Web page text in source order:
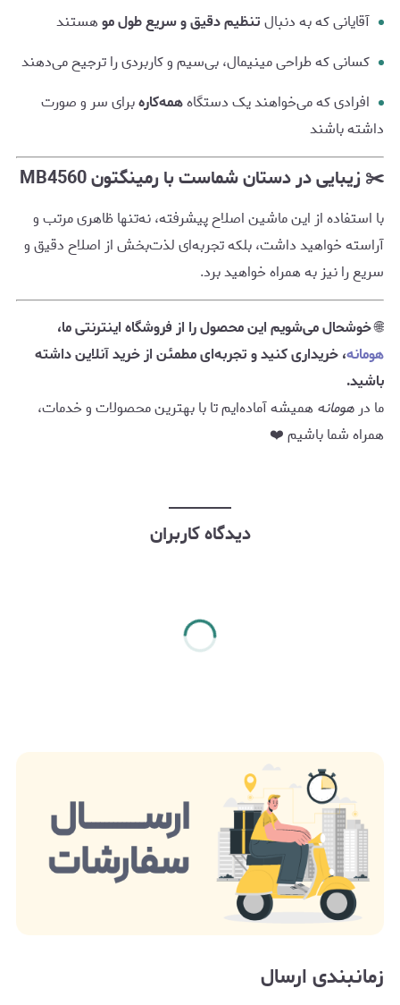
آقایانی که به دنبالتنظیم دقیق و سریع طول موهستند
کسانی که طراحی مینیمال، بی‌سیم و کاربردی را ترجیح می‌دهند
افرادی که می‌خواهند یک دستگاههمه‌کارهبرای سر و صورت
داشته باشند
✂️ زیبایی در دستان شماست با رمینگتون MB4560
با استفاده از این ماشین اصلاح پیشرفته، نه‌تنها ظاهری مرتب و
آراسته خواهید داشت، بلکه تجربه‌ای لذت‌بخش از اصلاح دقیق و
سریع را نیز به همراه خواهید برد.
🌐خوشحال می‌شویم این محصول را از فروشگاه اینترنتی ما،
هومانه، خریداری کنید و تجربه‌ای مطمئن از خرید آنلاین داشته
باشید.
ما در هومانه همیشه آماده‌ایم تا با بهترین محصولات و خدمات،
همراه شما باشیم ❤️
دیدگاه کاربران
زمانبندی ارسال